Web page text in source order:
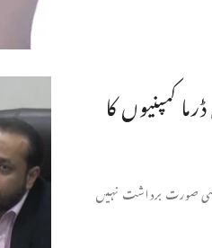
کمپنیوں کا
کسی صورت برداشت نہیں